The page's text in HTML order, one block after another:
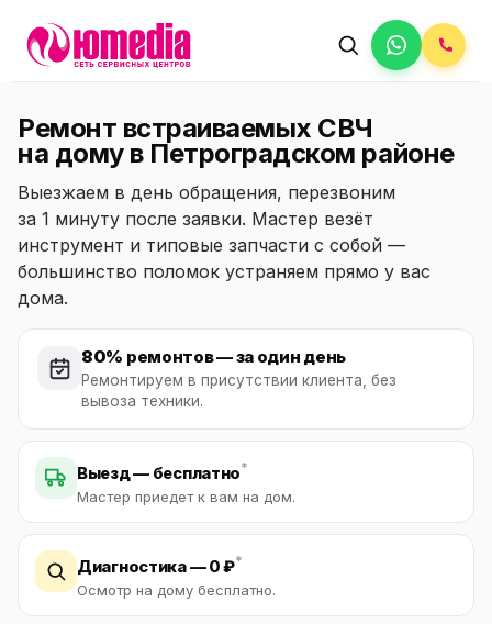
Ремонт встраиваемых СВЧ
на дому в Петроградском районе
Выезжаем в день обращения, перезвоним
за 1 минуту после заявки. Мастер везёт
инструмент и типовые запчасти с собой —
большинство поломок устраняем прямо у вас
дома.
80% ремонтов — за один день
Ремонтируем в присутствии клиента, без
вывоза техники.
Выезд — бесплатно*
Мастер приедет к вам на дом.
Диагностика — 0 ₽*
Осмотр на дому бесплатно.